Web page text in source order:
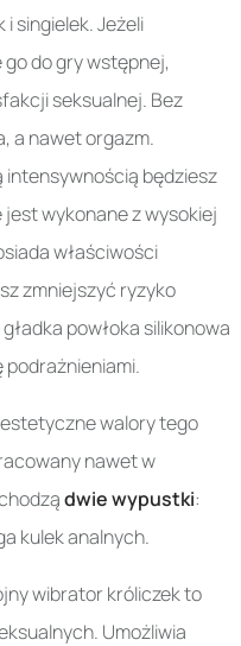
singielek. Jeżeli
do gry wstępnej,
seksualnej. Bez
a nawet orgazm.
intensywnością będziesz
wykonane z wysokiej
właściwości
zmniejszyć ryzyko
powłoka silikonowa
podrażnieniami.
walory tego
nawet w
dwie wypustki:
kulek analnych.
wibrator króliczek to
Umożliwia